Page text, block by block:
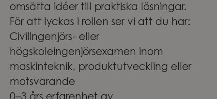
omsätta idéer till praktiska lösningar.
För att lyckas i rollen ser vi att du har:
Civilingenjörs- eller
högskoleingenjörsexamen inom
maskinteknik, produktutveckling eller
motsvarande